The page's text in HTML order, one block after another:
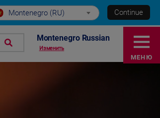
Montenegro (RU) Continue
Montenegro Russian
Изменить
МЕНЮ